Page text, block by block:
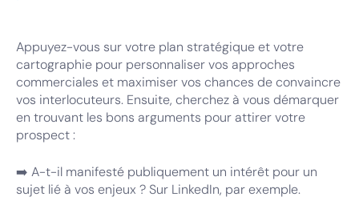
Appuyez-vous sur votre plan stratégique et votre
cartographie pour personnaliser vos approches
commerciales et maximiser vos chances de convaincre
vos interlocuteurs. Ensuite, cherchez à vous démarquer
en trouvant les bons arguments pour attirer votre
prospect :
➡️ A-t-il manifesté publiquement un intérêt pour un
sujet lié à vos enjeux ? Sur LinkedIn, par exemple.